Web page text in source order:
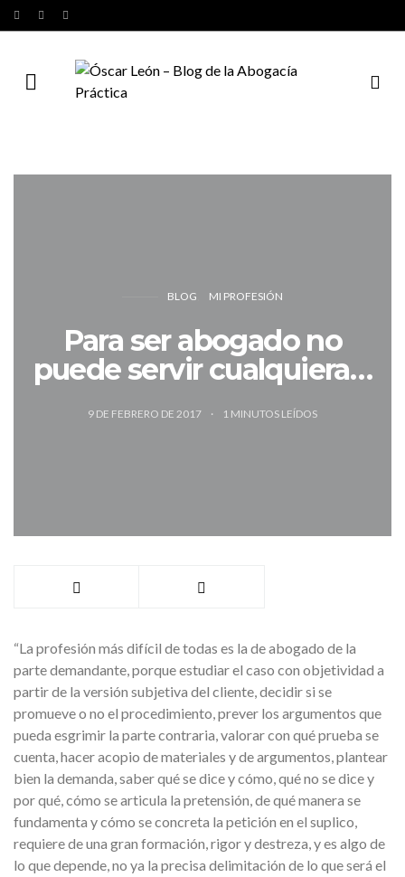
BLOG MI PROFESIÓN
Para ser abogado no
puede servir cualquiera…
9 DE FEBRERO DE 2017 1 MINUTOS LEÍDOS
“La profesión más difícil de todas es la de abogado de la
parte demandante, porque estudiar el caso con objetividad a
partir de la versión subjetiva del cliente, decidir si se
promueve o no el procedimiento, prever los argumentos que
pueda esgrimir la parte contraria, valorar con qué prueba se
cuenta, hacer acopio de materiales y de argumentos, plantear
bien la demanda, saber qué se dice y cómo, qué no se dice y
por qué, cómo se articula la pretensión, de qué manera se
fundamenta y cómo se concreta la petición en el suplico,
requiere de una gran formación, rigor y destreza, y es algo de
lo que depende, no ya la precisa delimitación de lo que será el